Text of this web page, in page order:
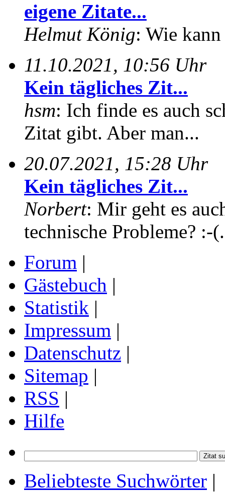
eigene Zitate...
Helmut König: Wie
11.10.2021, 10:56 Uhr
Kein tägliches Zit...
hsm: Ich finde es auch
Zitat gibt. Aber man...
20.07.2021, 15:28 Uhr
Kein tägliches Zit...
Norbert: Mir geht es
technische Probleme? :-
Forum |
Gästebuch |
Statistik |
Impressum |
Datenschutz |
Sitemap |
RSS |
Hilfe
Beliebteste Suchwörter |